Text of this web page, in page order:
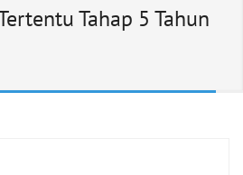
Tahap 5 Tahun